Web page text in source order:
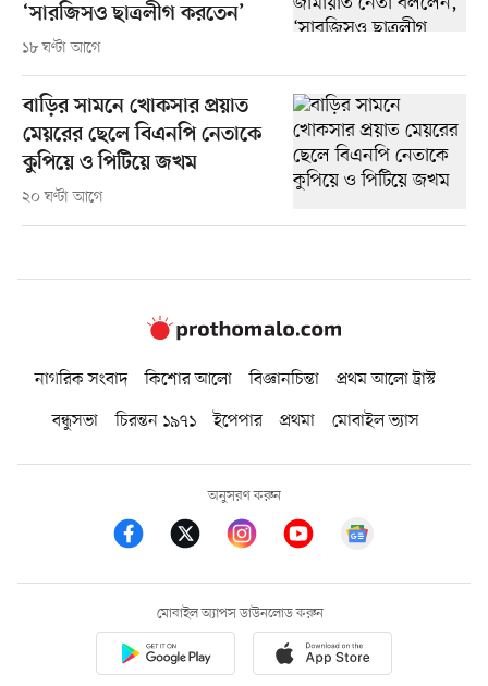
‘সারজিসও ছাত্রলীগ করতেন’
১৮ ঘণ্টা আগে
বাড়ির সামনে খোকসার প্রয়াত
মেয়রের ছেলে বিএনপি নেতাকে
কুপিয়ে ও পিটিয়ে জখম
২০ ঘণ্টা আগে
নাগরিক সংবাদ কিশোর আলো বিজ্ঞানচিন্তা
প্রথম আলো ট্রাস্ট
বন্ধুসভা
চিরন্তন ১৯৭১ ইপেপার প্রথমা মোবাইল ভ্যাস
অনুসরণ করুন
মোবাইল অ্যাপস ডাউনলোড করুন